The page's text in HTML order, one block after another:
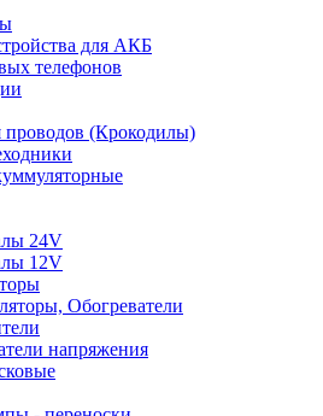
для АКБ
телефонов
(Крокодилы)
24V
12V
Обогреватели
напряжения